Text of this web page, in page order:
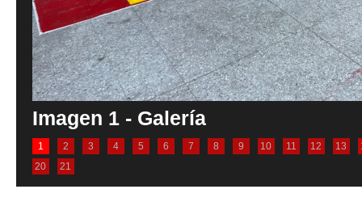
Imagen 1 - Galería
1 2 3 4 5 6 7 8 9 10 11 12 13
20
21